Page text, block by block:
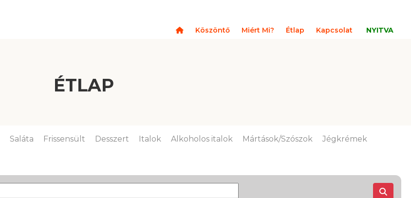
Köszöntő Miért Mi? Étlap Kapcsolat NYITVA
ÉTLAP
Saláta Frissensült Desszert Italok Alkoholos italok Mártások/Szószok Jégkrémek